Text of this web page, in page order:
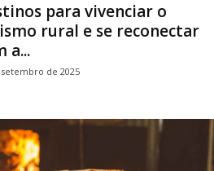
para vivenciar o
rural e se reconectar
a...
de 2025